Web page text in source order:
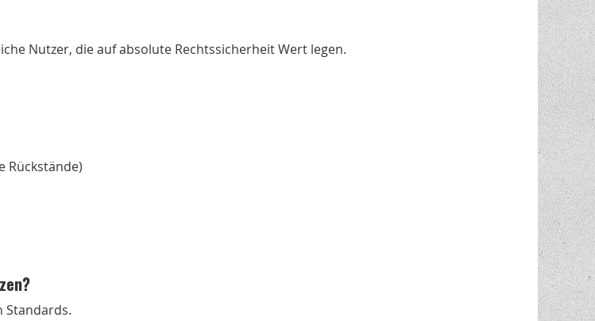
Nutzer, die auf absolute Rechtssicherheit Wert legen.
Rückstände)
Standards.